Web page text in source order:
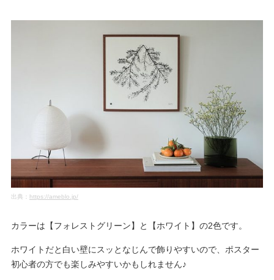
出典： https://ameblo.jp/
カラーは【フォレストグリーン】と【ホワイト】の2色です。
ホワイトだと白い壁にスッとなじんで飾りやすいので、ポスター
初心者の方でも楽しみやすいかもしれません♪